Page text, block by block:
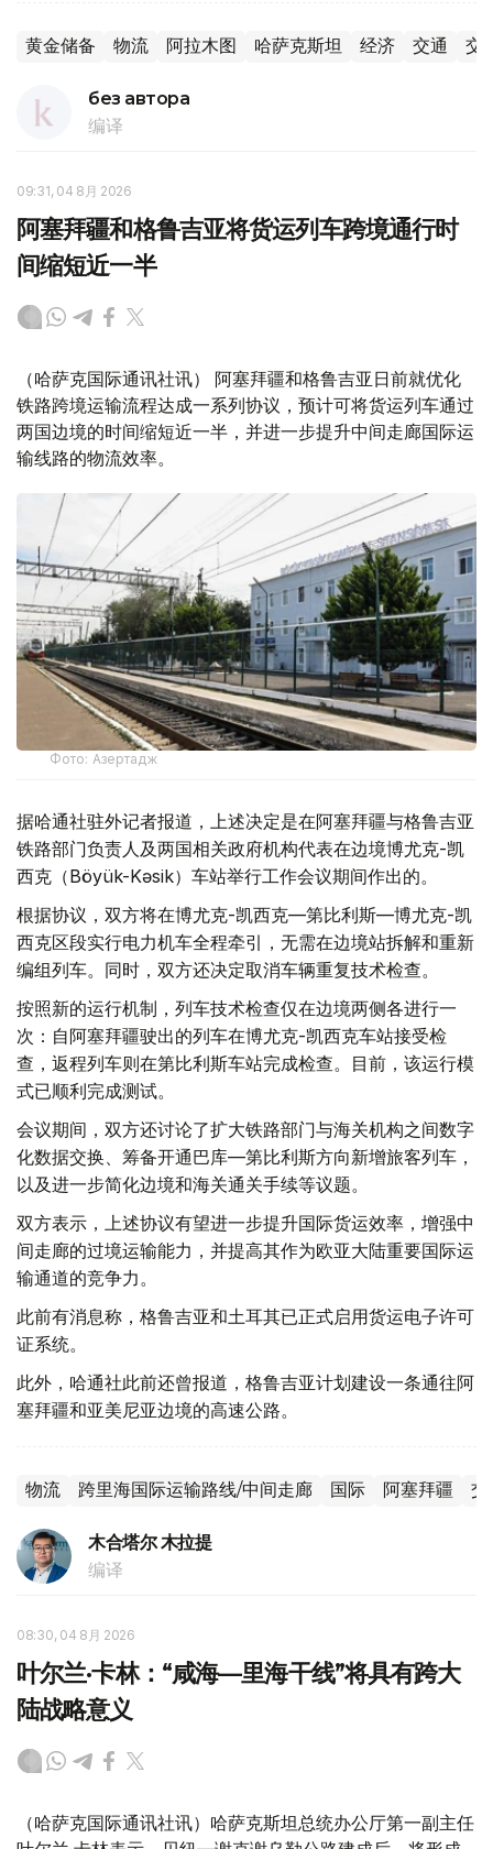
黄金储备 物流 阿拉木图 哈萨克斯坦 经济 交通 交
без автора
编译
09:31, 04 8月 2026
阿塞拜疆和格鲁吉亚将货运列车跨境通行时
间缩短近一半
（哈萨克国际通讯社讯） 阿塞拜疆和格鲁吉亚日前就优化
铁路跨境运输流程达成一系列协议，预计可将货运列车通过
两国边境的时间缩短近一半，并进一步提升中间走廊国际运
输线路的物流效率。
Фото: Азертадж
据哈通社驻外记者报道，上述决定是在阿塞拜疆与格鲁吉亚
铁路部门负责人及两国相关政府机构代表在边境博尤克-凯
西克（Böyük-Kəsik）车站举行工作会议期间作出的。
根据协议，双方将在博尤克-凯西克—第比利斯—博尤克-凯
西克区段实行电力机车全程牵引，无需在边境站拆解和重新
编组列车。同时，双方还决定取消车辆重复技术检查。
按照新的运行机制，列车技术检查仅在边境两侧各进行一
次：自阿塞拜疆驶出的列车在博尤克-凯西克车站接受检
查，返程列车则在第比利斯车站完成检查。目前，该运行模
式已顺利完成测试。
会议期间，双方还讨论了扩大铁路部门与海关机构之间数字
化数据交换、筹备开通巴库—第比利斯方向新增旅客列车，
以及进一步简化边境和海关通关手续等议题。
双方表示，上述协议有望进一步提升国际货运效率，增强中
间走廊的过境运输能力，并提高其作为欧亚大陆重要国际运
输通道的竞争力。
此前有消息称，格鲁吉亚和土耳其已正式启用货运电子许可
证系统。
此外，哈通社此前还曾报道，格鲁吉亚计划建设一条通往阿
塞拜疆和亚美尼亚边境的高速公路。
物流 跨里海国际运输路线/中间走廊 国际 阿塞拜疆 交
木合塔尔 木拉提
编译
08:30, 04 8月 2026
叶尔兰·卡林：“咸海—里海干线”将具有跨大
陆战略意义
（哈萨克国际通讯社讯）哈萨克斯坦总统办公厅第一副主任